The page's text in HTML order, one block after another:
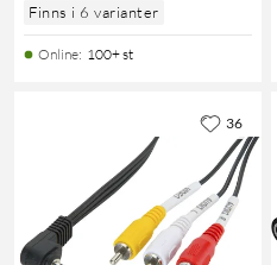
Finns i 6 varianter
Online: 100+ st
36